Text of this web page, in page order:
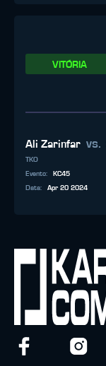
VITÓRIA
Ali Zarinfar vs.
TKO
Evento:
KC45
Data: Apr 20 2024